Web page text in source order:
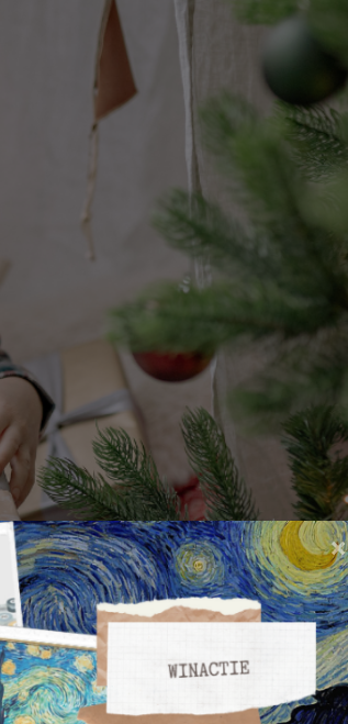
of nichtje!
om het juiste cadeau te vinden.
aan het worden en bovendien vraag je
×